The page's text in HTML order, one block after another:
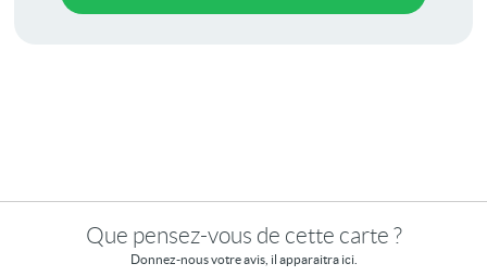
Que pensez-vous de cette carte ?
Donnez-nous votre avis, il apparaitra ici.